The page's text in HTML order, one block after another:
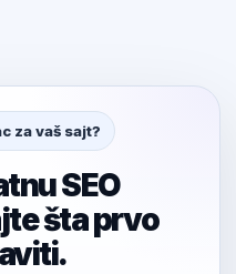
za vaš sajt?
SEO
šta prvo